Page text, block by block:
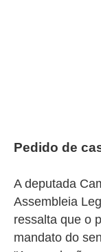
Pedido de
A deputada
Assembleia
ressalta que o
mandato do